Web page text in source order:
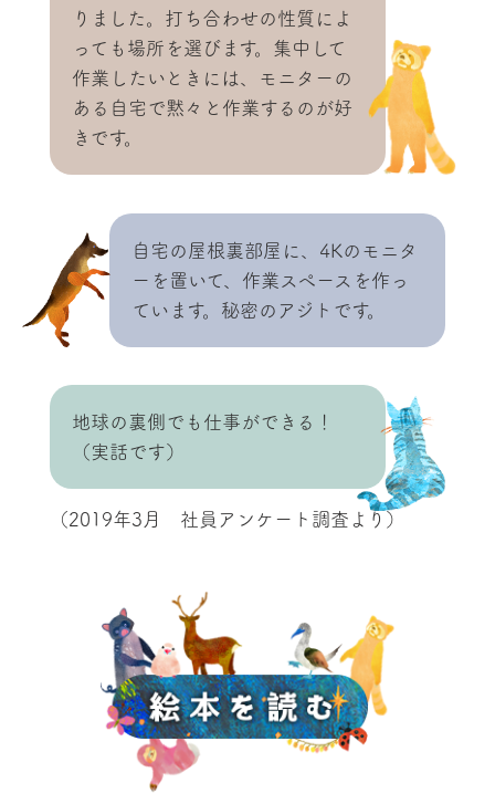
りました。打ち合わせの性質によ
っても場所を選びます。集中して
作業したいときには、モニターの
ある自宅で黙々と作業するのが好
きです。
自宅の屋根裏部屋に、4Kのモニタ
ーを置いて、作業スペースを作っ
ています。秘密のアジトです。
地球の裏側でも仕事ができる！
（実話です）
（2019年3月 社員アンケート調査より）